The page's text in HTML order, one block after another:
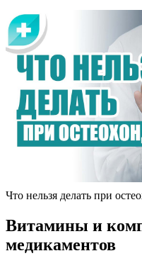
Что нельзя делать при
Витамины и
медикаментов